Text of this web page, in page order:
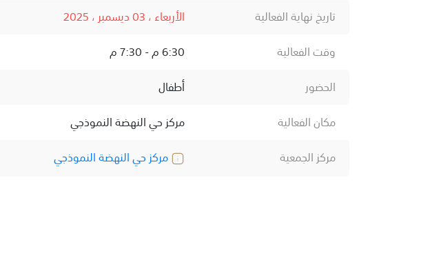
تاريخ نهاية الفعالية
الأربعاء ، 03 ديسمبر ، 2025
وقت الفعالية
6:30 م - 7:30 م
الحضور
أطفال
مكان الفعالية
مركز حي النهضة النموذجي
مركز الجمعية
مركز حي النهضة النموذجي